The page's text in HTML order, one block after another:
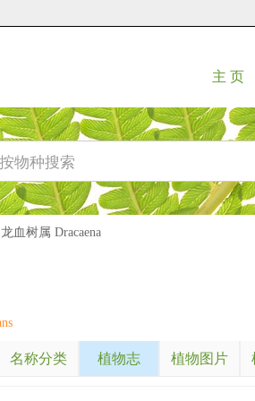
主 页
龙血树属 Dracaena
名称分类 植物志 植物图片